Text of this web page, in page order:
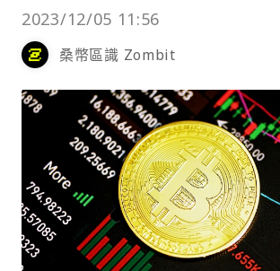
2023/12/05 11:56
桑幣區識 Zombit